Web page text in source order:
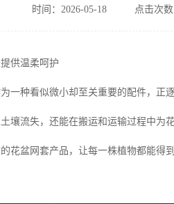
时间：2026-05-18 点击次
供温柔呵护
一种看似微小却至关重要的配件，正
壤流失，还能在搬运和运输过程中为
花盆网套产品，让每一株植物都能得